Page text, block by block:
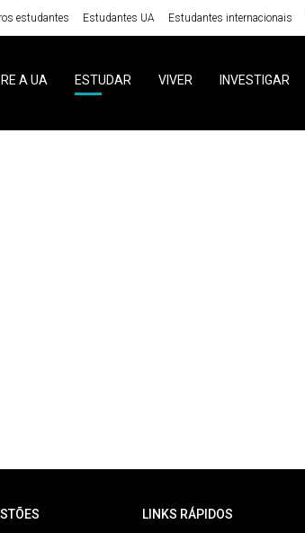
estudantes Estudantes UA Estudantes internacionais
A UA ESTUDAR VIVER INVESTIGAR
LINKS RÁPIDOS